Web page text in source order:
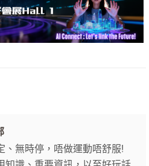
、無時停，唔做運動唔舒服!